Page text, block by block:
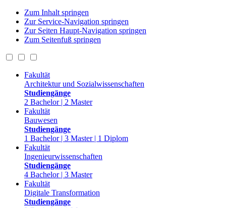
Zum Inhalt springen
Zur Service-Navigation springen
Zur Seiten Haupt-Navigation springen
Zum Seitenfuß springen
Fakultät
Architektur und Sozialwissenschaften
Studiengänge
2 Bachelor | 2 Master
Fakultät
Bauwesen
Studiengänge
1 Bachelor | 3 Master | 1 Diplom
Fakultät
Ingenieurwissenschaften
Studiengänge
4 Bachelor | 3 Master
Fakultät
Digitale Transformation
Studiengänge